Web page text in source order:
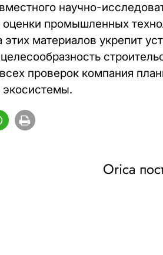
научно-
промышленных
материалов укрепит
проверок компания
экосистемы.
Orica